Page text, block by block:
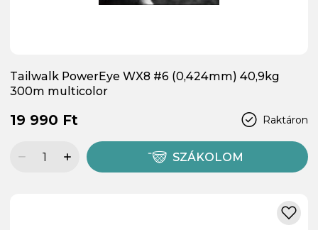
Tailwalk PowerEye WX8 #6 (0,424mm) 40,9kg
300m multicolor
Raktáron
19 990 Ft
SZÁKOLOM